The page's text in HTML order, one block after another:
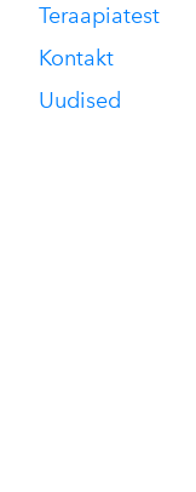
Teraapiatest
Kontakt
Uudised